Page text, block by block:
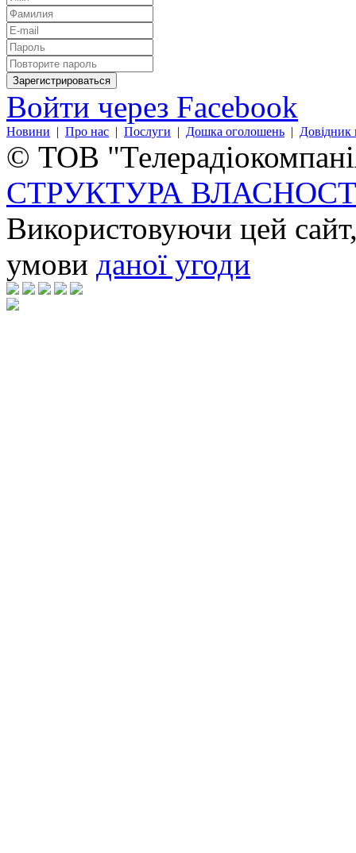
Войти через Facebook
Новини | Про нас | Послуги | Дошка оголошень | Довідник
© ТОВ
СТРУКТУРА
Використовуючи цей
умови даної угоди